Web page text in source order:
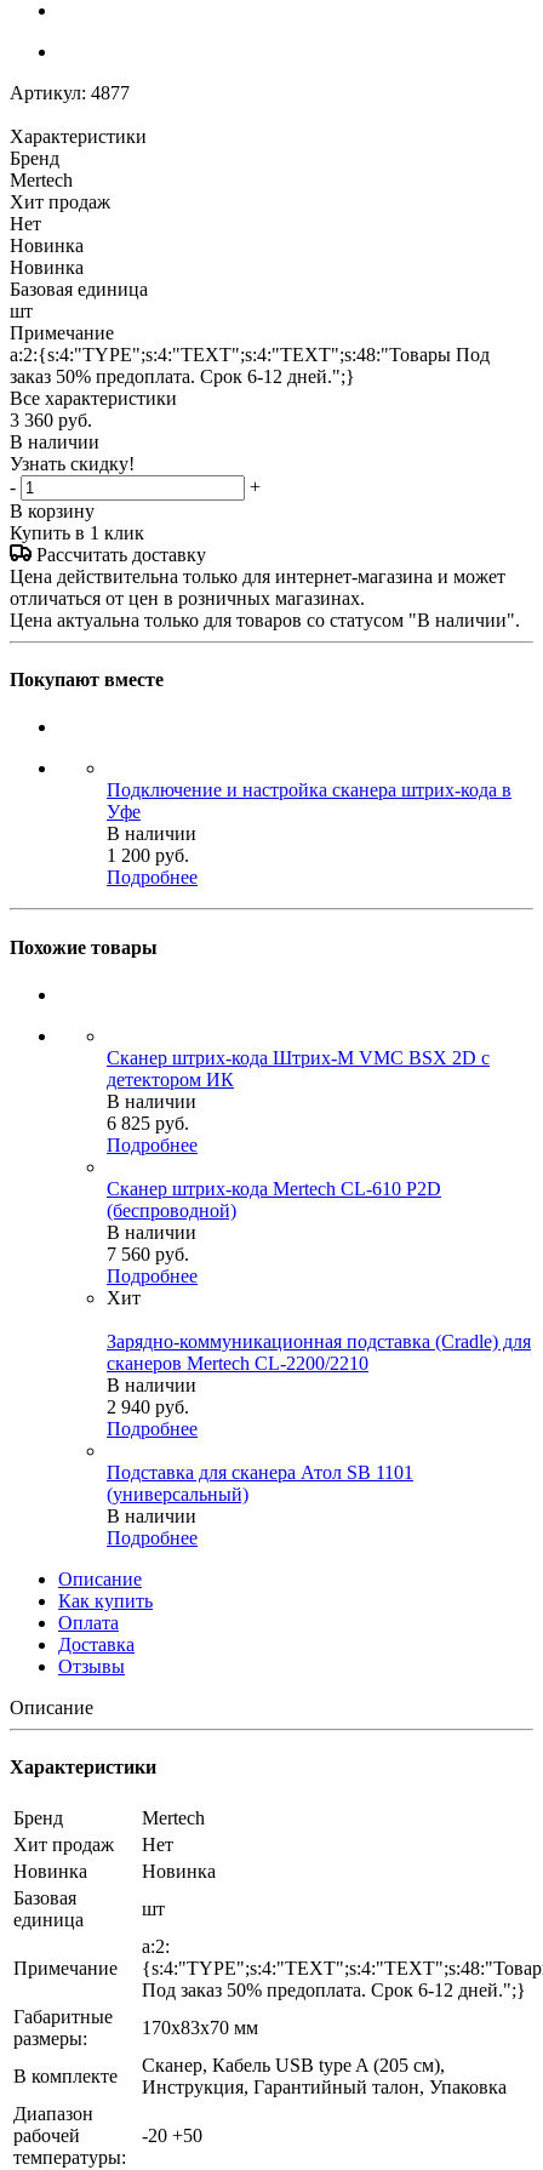
Артикул: 4877
Характеристики
Бренд
Mertech
Хит продаж
Нет
Новинка
Новинка
Базовая единица
шт
Примечание
a:2:{s:4:"TYPE";s:4:"TEXT";s:4:"TEXT";s:48:"Товары Под
заказ 50% предоплата. Срок 6-12 дней.";}
Все характеристики
3 360 руб.
В наличии
Узнать скидку!
-
+
В корзину
Купить в 1 клик
Рассчитать доставку
Цена действительна только для интернет-магазина и может
отличаться от цен в розничных магазинах.
Цена актуальна только для товаров со статусом "В наличии".
Покупают вместе
Подключение и настройка сканера штрих-кода в
Уфе
В наличии
1 200 руб.
Подробнее
Похожие товары
Сканер штрих-кода Штрих-М VMC BSX 2D с
детектором ИК
В наличии
6 825 руб.
Подробнее
Сканер штрих-кода Mertech CL-610 P2D
(беспроводной)
В наличии
7 560 руб.
Подробнее
Хит
Зарядно-коммуникационная подставка (Cradle) для
сканеров Mertech CL-2200/2210
В наличии
2 940 руб.
Подробнее
Подставка для сканера Атол SB 1101
(универсальный)
В наличии
Подробнее
Описание
Как купить
Оплата
Доставка
Отзывы
Описание
Характеристики
Бренд
Mertech
Хит продаж
Нет
Новинка
Новинка
Базовая
единица
шт
Примечание
a:2:
Под заказ 50% предоплата. Срок 6-12 дней.";}
Габаритные
размеры:
170х83х70 мм
В комплекте
Сканер, Кабель USB type A (205 см),
Инструкция, Гарантийный талон, Упаковка
Диапазон
рабочей
температуры:
-20 +50